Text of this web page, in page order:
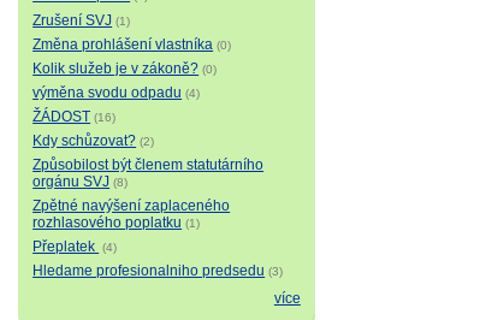
Zrušení SVJ (1)
Změna prohlášení vlastníka (0)
Kolik služeb je v zákoně? (0)
výměna svodu odpadu (4)
ŽÁDOST (16)
Kdy schůzovat? (2)
Způsobilost být členem statutárního
orgánu SVJ (8)
Zpětné navýšení zaplaceného
rozhlasového poplatku (1)
Přeplatek (4)
Hledame profesionalniho predsedu (3)
více